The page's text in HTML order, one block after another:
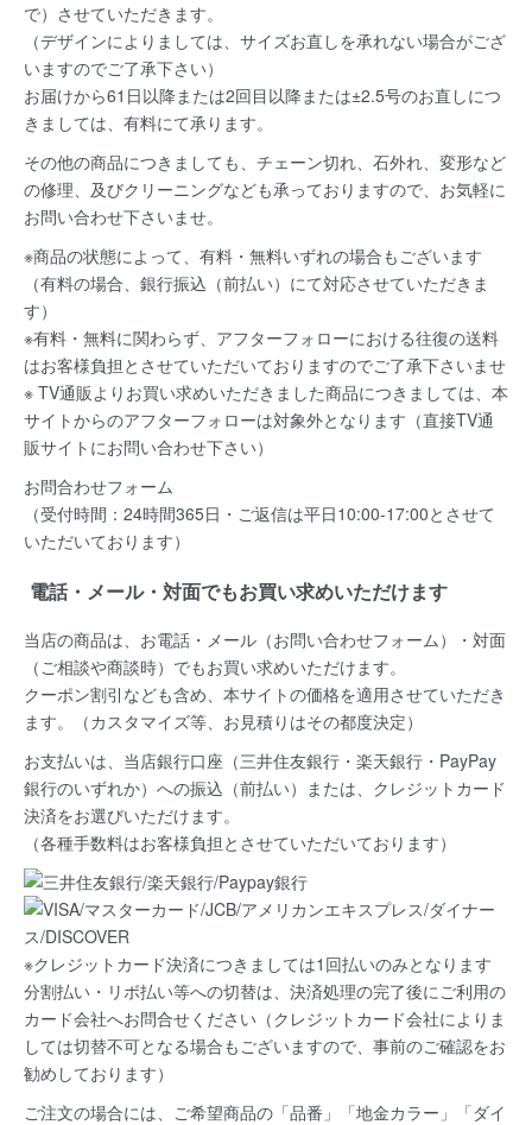
で）させていただきます。
（デザインによりましては、サイズお直しを承れない場合がござ
いますのでご了承下さい）
お届けから61日以降または2回目以降または±2.5号のお直しにつ
きましては、有料にて承ります。
その他の商品につきましても、チェーン切れ、石外れ、変形など
の修理、及びクリーニングなども承っておりますので、お気軽に
お問い合わせ下さいませ。
※商品の状態によって、有料・無料いずれの場合もございます
（有料の場合、銀行振込（前払い）にて対応させていただきま
す）
※有料・無料に関わらず、アフターフォローにおける往復の送料
はお客様負担とさせていただいておりますのでご了承下さいませ
※ TV通販よりお買い求めいただきました商品につきましては、本
サイトからのアフターフォローは対象外となります（直接TV通
販サイトにお問い合わせ下さい）
お問合わせフォーム
（受付時間：24時間365日・ご返信は平日10:00-17:00とさせて
いただいております）
電話・メール・対面でもお買い求めいただけます
当店の商品は、お電話・メール（お問い合わせフォーム）・対面
（ご相談や商談時）でもお買い求めいただけます。
クーポン割引なども含め、本サイトの価格を適用させていただき
ます。（カスタマイズ等、お見積りはその都度決定）
お支払いは、当店銀行口座（三井住友銀行・楽天銀行・PayPay
銀行のいずれか）への振込（前払い）または、クレジットカード
決済をお選びいただけます。
（各種手数料はお客様負担とさせていただいております）
※クレジットカード決済につきましては1回払いのみとなります
分割払い・リボ払い等への切替は、決済処理の完了後にご利用の
カード会社へお問合せください（クレジットカード会社によりま
しては切替不可となる場合もございますので、事前のご確認をお
勧めしております）
ご注文の場合には、ご希望商品の 「品番」「地金カラー」「ダイ